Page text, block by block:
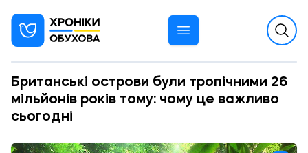
Британські острови були тропічними 26
мільйонів років тому: чому це важливо
сьогодні